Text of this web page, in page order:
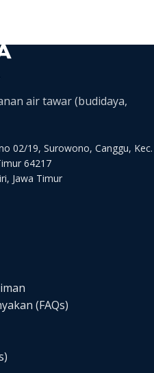
air tawar (budidaya,
02/19, Surowono, Canggu, Kec.
64217
Jawa Timur
(FAQs)